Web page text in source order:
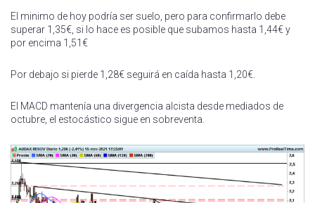
El minimo de hoy podría ser suelo, pero para confirmarlo debe
superar 1,35€, si lo hace es posible que subamos hasta 1,44€ y
por encima 1,51€
Por debajo si pierde 1,28€ seguirá en caída hasta 1,20€.
El MACD mantenía una divergencia alcista desde mediados de
octubre, el estocástico sigue en sobreventa.